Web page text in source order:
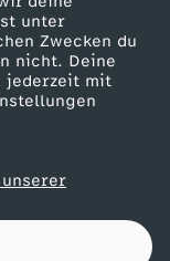
unter
Zwecken du
nicht. Deine
jederzeit mit